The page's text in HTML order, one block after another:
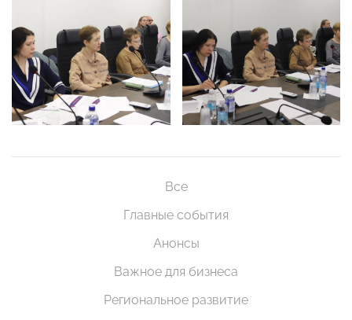
Все
Главные события
Анонсы
Важное для бизнеса
Региональное развитие